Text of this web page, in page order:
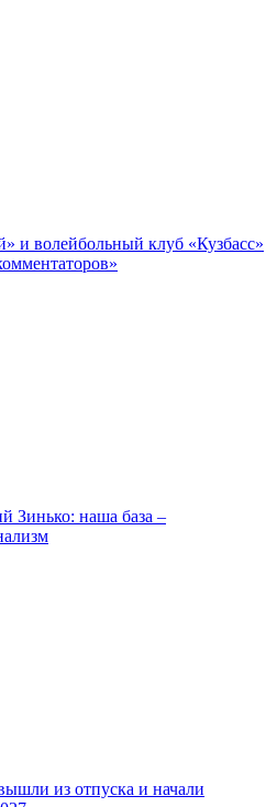
и волейбольный клуб «Кузбасс»
Зинько: наша база –
из отпуска и начали